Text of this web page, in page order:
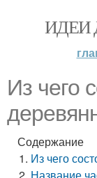
ИДЕИ
Из чего
Содержание
Из чего